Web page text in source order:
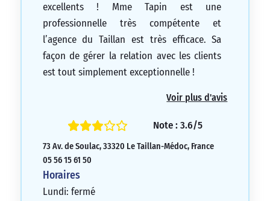
excellents ! Mme Tapin est une
professionnelle très compétente et
l’agence du Taillan est très efficace. Sa
façon de gérer la relation avec les clients
est tout simplement exceptionnelle !
Voir plus d'avis
Note : 3.6/5
73 Av. de Soulac, 33320 Le Taillan-Médoc, France
05 56 15 61 50
Horaires
Lundi: fermé